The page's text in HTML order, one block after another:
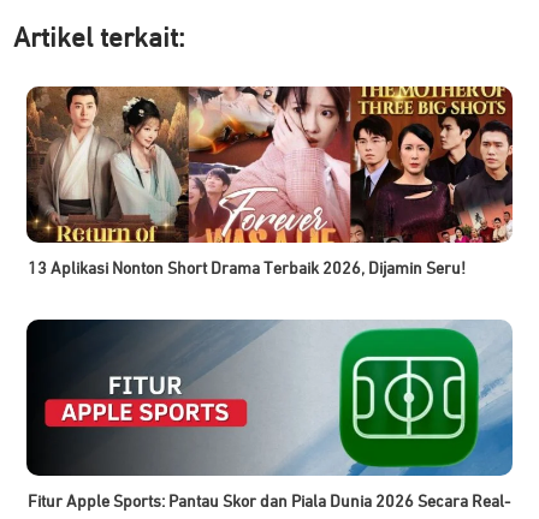
Artikel terkait:
13 Aplikasi Nonton Short Drama Terbaik 2026, Dijamin Seru!
Fitur Apple Sports: Pantau Skor dan Piala Dunia 2026 Secara Real-